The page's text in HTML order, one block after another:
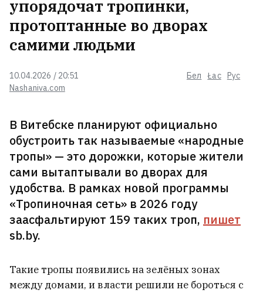
Nashaniva.com
10.04.2026 / 20:51 Бел Łac Рус
упорядочат тропинки,
протоптанные во дворах
самими людьми
В Витебске планируют официально
обустроить так называемые «народные
тропы» — это дорожки, которые жители
сами вытаптывали во дворах для
удобства. В рамках новой программы
«Тропиночная сеть» в 2026 году
заасфальтируют 159 таких троп, пишет
sb.by.
Такие тропы появились на зелёных зонах
между домами, и власти решили не бороться с
В Беларуси стали встречать
редких комаров. Чем они
цену для белорусов почти вдвое
большую, чем для россиян.
Белорусы возмутились
Создатели Patriot боятся, что
Киев может усовершенствовать
их ракеты
3
сотрудницу, которая писала донос
в 2020 году
7